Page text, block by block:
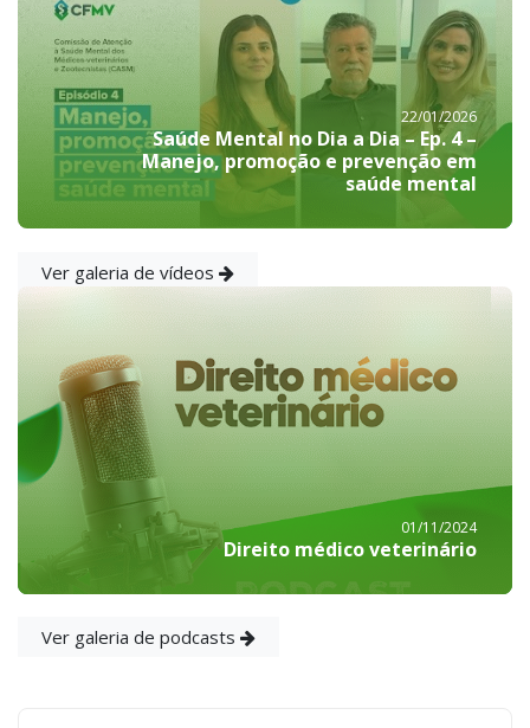
22/01/2026
Saúde Mental no Dia a Dia – Ep. 4 –
Manejo, promoção e prevenção em
saúde mental
Ver galeria de vídeos
01/11/2024
Direito médico veterinário
Ver galeria de podcasts